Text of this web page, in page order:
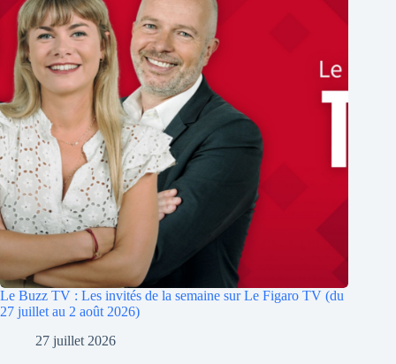
Le Buzz TV : Les invités de la semaine sur Le Figaro TV (du
27 juillet au 2 août 2026)
27 juillet 2026